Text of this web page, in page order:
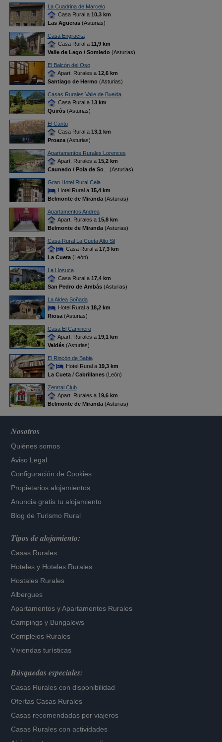
La Cuadrina de Marcelo
Casa Rural a 10,3 km
Las Agüeras(Asturias)
Casa Engracita
Casa Rural a 11,9 km
Valle de Lago / Somiedo(Asturias)
El Balcón del Oso
Apart. Rurales a 12,6 km
Santiago de Hermo(Asturias)
Casas Rurales Valle de Bueida
Casa Rural a 13 km
Quirós(Asturias)
El Cantu
Casa Rural a 13,1 km
Proaza(Asturias)
Apartamentos Rurales Lorences
Apart. Rurales a 15,2 km
Caunedo / Pola de So... (Asturias)
Gran Hotel Rural Cela
Hotel Rural a 15,4 km
Belmonte de Miranda(Asturias)
Apartamentos Andrea
Apart. Rurales a 15,8 km
Belmonte de Miranda(Asturias)
Casa Rural La Cueta Alto Sil
Casa Rural a 17,3 km
La Cueta(León)
La Llosuca
Casa Rural a 17,4 km
San Pedro de Ambás(Asturias)
La Aldea Soñada
Hotel Rural a 18,2 km
Riosa(Asturias)
Casa El Caminero
Apart. Rurales a 19,1 km
Valdés(Asturias)
El Rincón de Babia
Hotel Rural a 19,3 km
La Cueta / Cabrillanes(León)
Zentral Club
Apart. Rurales a 19,6 km
Belmonte de Miranda(Asturias)
Nosotros
Quiénes somos
Aviso Legal
Configuración de Cookies
Propietarios alojamientos
Anuncia gratis tu alojamiento
Blog de Turismo Rural
Tipos de alojamiento:
Casas Rurales
Hoteles y Hoteles Rurales
Hostales Rurales
Albergues
Apartamentos yApartamentos Rurales
Campings y Bungalows
Complejos Rurales
Viviendas turísticas
Búsquedas especiales:
Casas Rurales con disponibilidad
Ofertas Casas Rurales
Casas recomendadas por viajeros
Casas Rurales con actividades